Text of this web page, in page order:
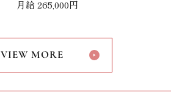
こちら
月給 265,000円
基本給：204,000円
※固定時間外手当は固定時間外勤務
VIEW MORE